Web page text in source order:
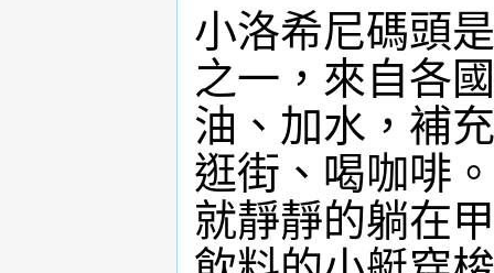
小洛希尼碼頭
之一，來自各
油、加水，補
逛街、喝咖啡
就靜靜的躺在